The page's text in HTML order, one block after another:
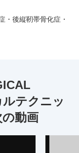
後縦靭帯骨化症・
テクニッ
動画